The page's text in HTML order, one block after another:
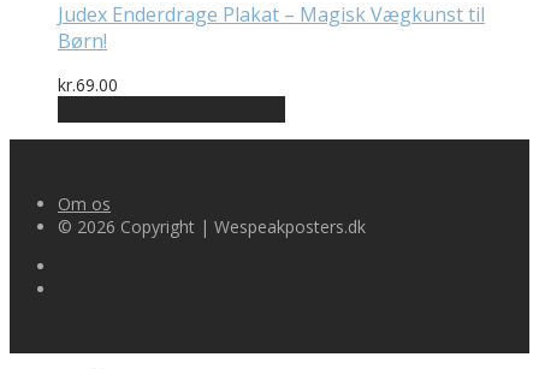
Judex Enderdrage Plakat – Magisk Vægkunst til
Børn!
kr.69.00
Om os
© 2026 Copyright | Wespeakposters.dk